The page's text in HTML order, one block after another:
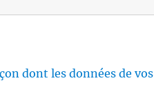
dont les données de vos